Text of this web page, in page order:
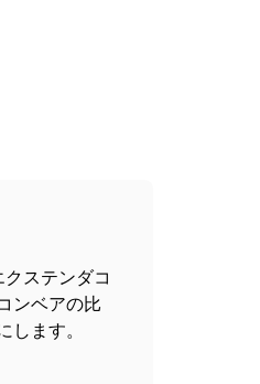
ステンダコ
ンベアの比
ます。